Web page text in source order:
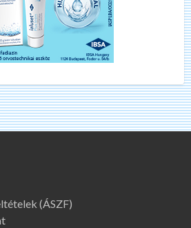
(ÁSZF)